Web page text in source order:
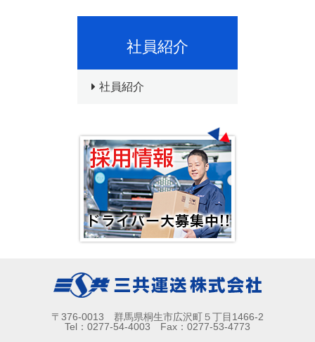
社員紹介
社員紹介
〒376-0013 群馬県桐生市広沢町５丁目1466-2
Tel：0277-54-4003 Fax：0277-53-4773